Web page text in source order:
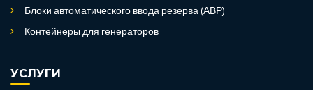
Блоки автоматического ввода резерва (АВР)
Контейнеры для генераторов
УСЛУГИ